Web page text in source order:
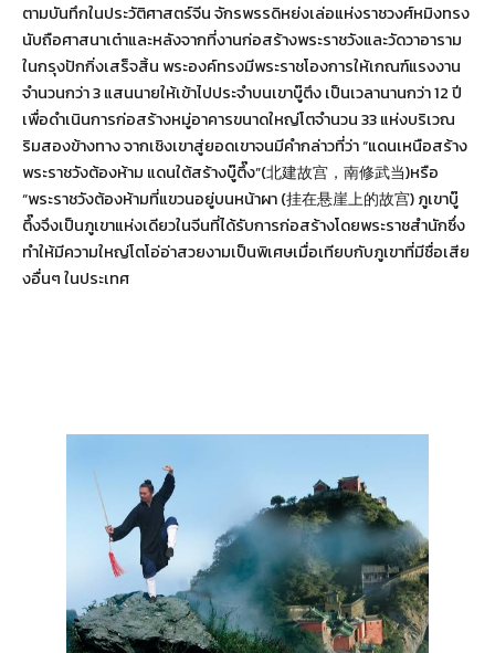
ตามบันทึกในประวัติศาสตร์จีน จักรพรรดิหย่งเล่อแห่งราชวงศ์หมิงทรง
นับถือศาสนาเต๋าและหลังจากที่งานก่อสร้างพระราชวังและวัดวาอาราม
ในกรุงปักกิ่งเสร็จสิ้น พระองค์ทรงมีพระราชโองการให้เกณฑ์แรงงาน
จำนวนกว่า 3 แสนนายให้เข้าไปประจำบนเขาบู๊ตึง เป็นเวลานานกว่า 12 ปี
เพื่อดำเนินการก่อสร้างหมู่อาคารขนาดใหญ่โตจำนวน 33 แห่งบริเวณ
ริมสองข้างทาง จากเชิงเขาสู่ยอดเขาจนมีคำกล่าวที่ว่า “แดนเหนือสร้าง
พระราชวังต้องห้าม แดนใต้สร้างบู๊ตึ๊ง”(北建故宫，南修武当)หรือ
“พระราชวังต้องห้ามที่แขวนอยู่บนหน้าผา (挂在悬崖上的故宫) ภูเขาบู๊
ตึ๊งจึงเป็นภูเขาแห่งเดียวในจีนที่ได้รับการก่อสร้างโดยพระราชสำนักซึ่ง
ทำให้มีความใหญ่โตโอ่อ่าสวยงามเป็นพิเศษเมื่อเทียบกับภูเขาที่มีชื่อเสีย
งอื่นๆ ในประเทศ